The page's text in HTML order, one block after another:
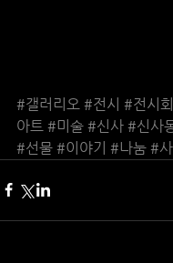
#갤러리오 #전시 #전시회
아트 #미술 #신사 #신사
#선물 #이야기 #나눔 #